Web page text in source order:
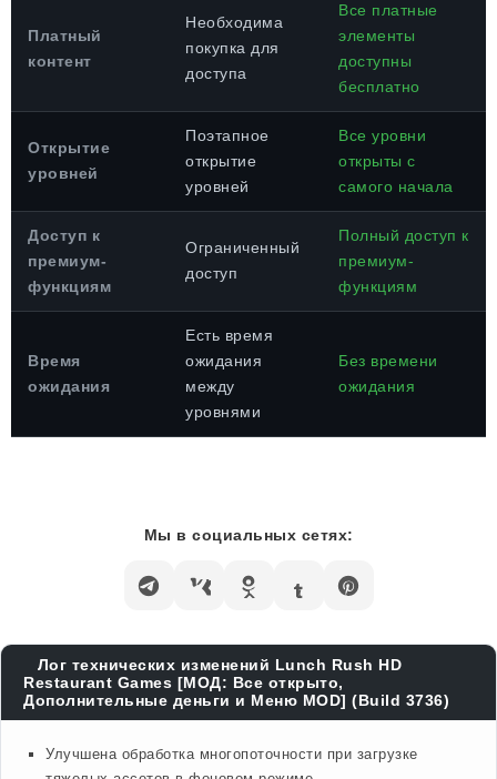
Платный
контент
Необходима
покупка для
доступа
Все платные
элементы
доступны
бесплатно
Открытие
уровней
Поэтапное
открытие
уровней
Все уровни
открыты с
самого начала
Доступ к
премиум-
функциям
Ограниченный
доступ
Полный доступ к
премиум-
функциям
Время
ожидания
Есть время
ожидания
между
уровнями
Без времени
ожидания
Мы в социальных сетях:
Лог технических изменений Lunch Rush HD
Restaurant Games [МОД: Все открыто,
Дополнительные деньги и Меню MOD] (Build 3736)
Улучшена обработка многопоточности при загрузке